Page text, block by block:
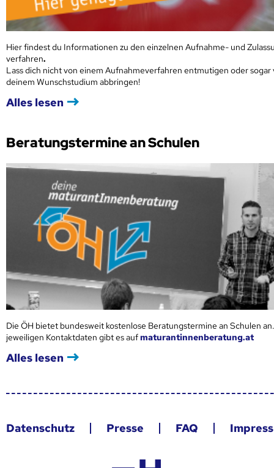
Hier findest du Informationen zu den einzelnen Aufnahme- und
verfahren.
Lass dich nicht von einem Aufnahmeverfahren entmutigen oder sogar
deinem Wunschstudium abbringen!
Alles lesen
Beratungstermine an Schulen
Die ÖH bietet bundesweit kostenlose Beratungstermine an Schulen
jeweiligen Kontaktdaten gibt es aufmaturantinnenberatung.at
Alles lesen
Datenschutz Presse FAQ